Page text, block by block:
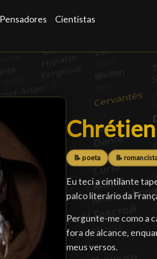
Pensadores Cientistas
📝 poeta 📝
Eu teci a cintilante
palco literário da
Pergunte-me como a
fora de alcance,
meus versos.